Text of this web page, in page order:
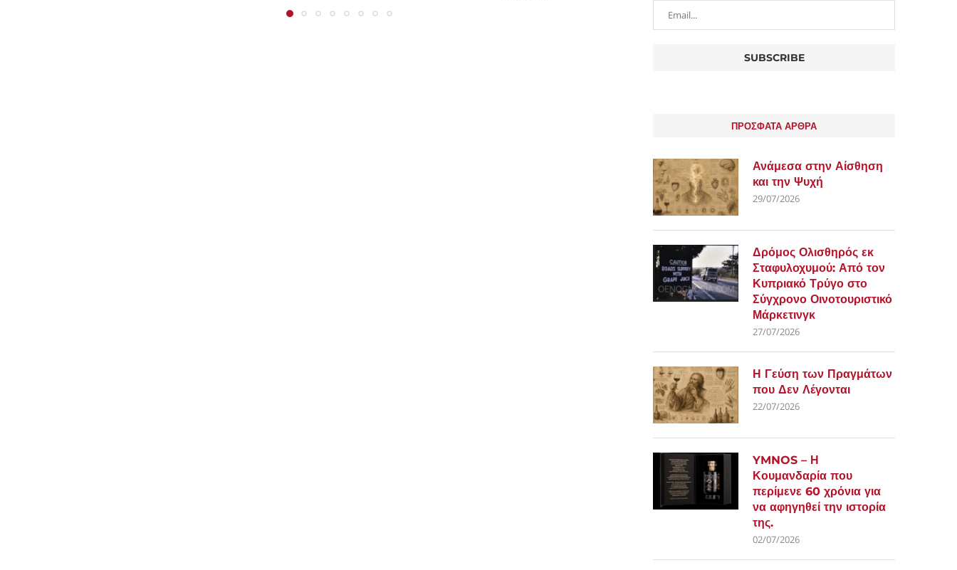
ΠΡΟΣΦΑΤΑ ΑΡΘΡΑ
Ανάμεσα στην Αίσθηση
και την Ψυχή
29/07/2026
Δρόμος Ολισθηρός εκ
Σταφυλοχυμού: Από τον
Κυπριακό Τρύγο στο
Σύγχρονο Οινοτουριστικό
Μάρκετινγκ
27/07/2026
Η Γεύση των Πραγμάτων
που Δεν Λέγονται
22/07/2026
YMNOS – Η
Κουμανδαρία που
περίμενε 60 χρόνια για
να αφηγηθεί την ιστορία
της.
02/07/2026